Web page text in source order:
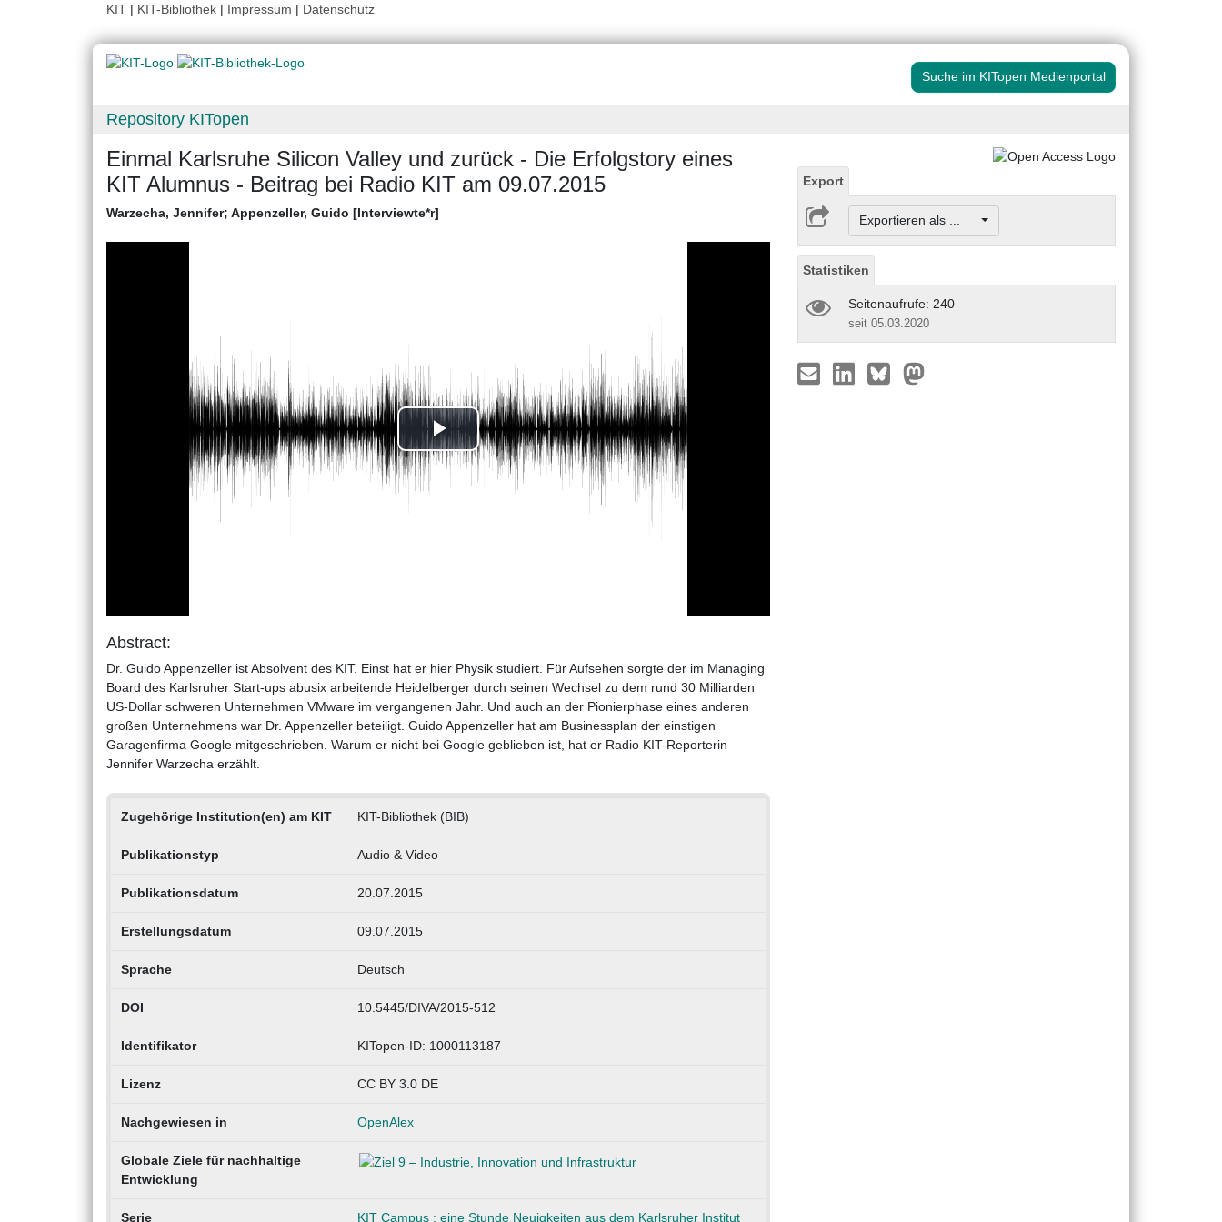
KIT | KIT-Bibliothek | Impressum | Datenschutz
Suche im KITopen Medienportal
Repository KITopen
Einmal Karlsruhe Silicon Valley und zurück - Die Erfolgstory eines
KIT Alumnus - Beitrag bei Radio KIT am 09.07.2015
Warzecha, Jennifer; Appenzeller, Guido [Interviewte*r]
Play
Video
Abstract:
Dr. Guido Appenzeller ist Absolvent des KIT. Einst hat er hier Physik studiert. Für Aufsehen sorgte der im Managing
Board des Karlsruher Start-ups abusix arbeitende Heidelberger durch seinen Wechsel zu dem rund 30 Milliarden
US-Dollar schweren Unternehmen VMware im vergangenen Jahr. Und auch an der Pionierphase eines anderen
großen Unternehmens war Dr. Appenzeller beteiligt. Guido Appenzeller hat am Businessplan der einstigen
Garagenfirma Google mitgeschrieben. Warum er nicht bei Google geblieben ist, hat er Radio KIT-Reporterin
Jennifer Warzecha erzählt.
Zugehörige Institution(en) am KIT KIT-Bibliothek (BIB)
Publikationstyp Audio & Video
Publikationsdatum 20.07.2015
Erstellungsdatum 09.07.2015
Sprache Deutsch
DOI 10.5445/DIVA/2015-512
Identifikator KITopen-ID: 1000113187
Lizenz CC BY 3.0 DE
Nachgewiesen in OpenAlex
Globale Ziele für nachhaltige
Entwicklung
Serie KIT Campus : eine Stunde Neuigkeiten aus dem Karlsruher Institut
Export
Exportieren als ...
Statistiken
Seitenaufrufe: 240
seit 05.03.2020